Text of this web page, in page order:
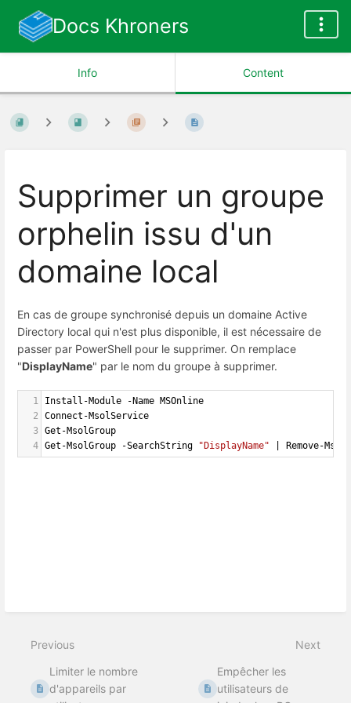
Docs Khroners
Info Content
Supprimer un groupe
orphelin issu d'un
domaine local
En cas de groupe synchronisé depuis un domaine Active
Directory local qui n'est plus disponible, il est nécessaire de
passer par PowerShell pour le supprimer. On remplace
"DisplayName" par le nom du groupe à supprimer.
1 Install-Module - Name MSOnline
2
Connect-MsolService
3 Get-MsolGroup
4 Get-MsolGroup -SearchString "DisplayName" Remove-
Previous
Limiter le nombre
d'appareils par
Next
Empêcher les
utilisateurs de